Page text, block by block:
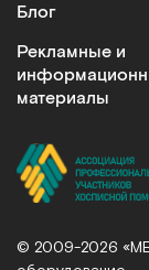
Блог
Рекламные и
материалы
© 2009-2026